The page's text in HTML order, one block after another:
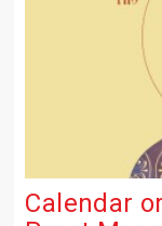
Calendar